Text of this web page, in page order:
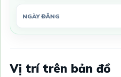
NGÀY ĐĂNG
Vị trí trên bản đồ